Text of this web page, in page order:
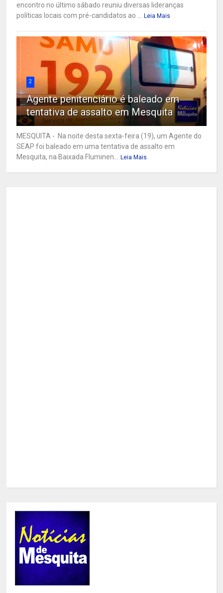
encontro no último sábado reuniu diversas lideranças
políticas locais com pré-candidatos ao ...
Leia Mais
2
Agente penitenciário é baleado em
tentativa de assalto em Mesquita
MESQUITA - Na noite desta sexta-feira (19), um Agente do
SEAP foi baleado em uma tentativa de assalto em
Mesquita, na Baixada Fluminen...
Leia Mais